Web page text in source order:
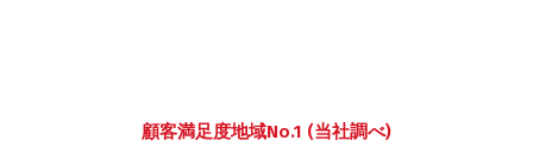
顧客満足度地域No.1 (当社調べ)